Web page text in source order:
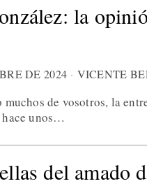
la
DE 2024 VICENTE
muchos de vosotros, la
unos…
del amado